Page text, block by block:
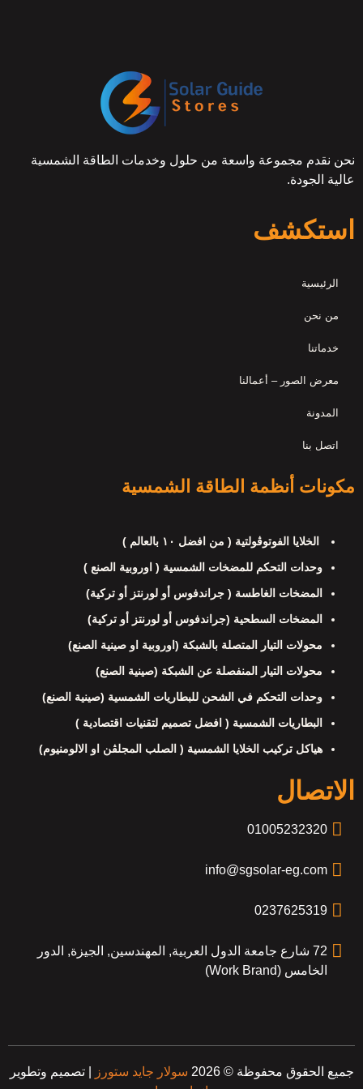
نحن نقدم مجموعة واسعة من حلول وخدمات الطاقة الشمسية
عالية الجودة.
استكشف
الرئيسية
من نحن
خدماتنا
معرض الصور – أعمالنا
المدونة
اتصل بنا
مكونات أنظمة الطاقة الشمسية
الخلايا الفوتوڤولتية ( من افضل ١٠ بالعالم )
وحدات التحكم للمضخات الشمسية ( اوروبية الصنع )
المضخات الغاطسة ( جراندفوس أو لورنتز أو تركية)
المضخات السطحية (جراندفوس أو لورنتز أو تركية)
محولات التيار المتصلة بالشبكة (اوروبية او صينية الصنع)
محولات التيار المنفصلة عن الشبكة (صينية الصنع)
وحدات التحكم في الشحن للبطاريات الشمسية (صينية الصنع)
البطاريات الشمسية ( افضل تصميم لتقنيات اقتصادية )
هياكل تركيب الخلايا الشمسية ( الصلب المجلڤن او الالومنيوم)
الاتصال
01005232320
info@sgsolar-eg.com
0237625319
72 شارع جامعة الدول العربية, المهندسين, الجيزة, الدور
الخامس (Work Brand)
جميع الحقوق محفوظة © 2026 سولار جايد ستورز
| تصميم وتطوير